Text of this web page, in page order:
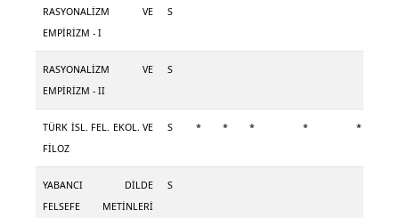
RASYONALİZM VE
EMPİRİZM - I
S
RASYONALİZM VE
EMPİRİZM - II
S
TÜRK İSL. FEL. EKOL. VE
FİLOZ
S * * * * *
YABANCI DİLDE
FELSEFE METİNLERİ
S